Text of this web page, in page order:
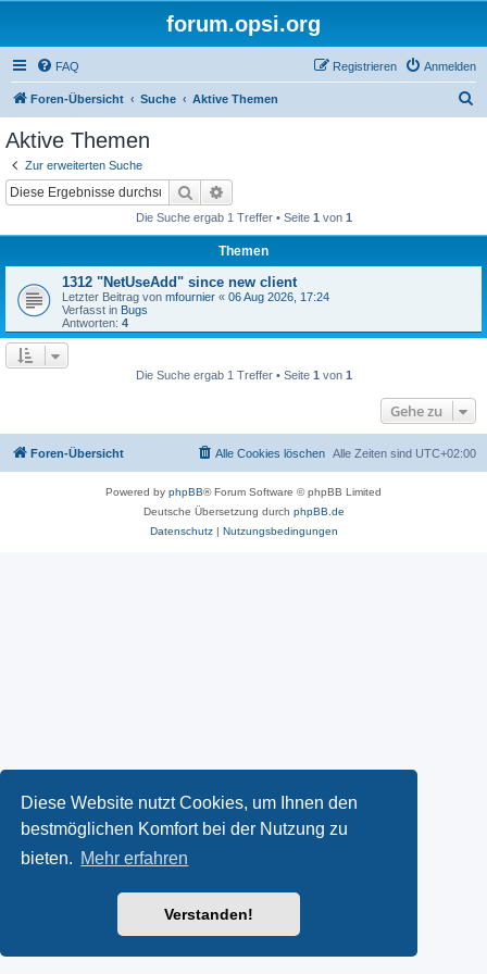
Diese Website nutzt Cookies, um Ihnen den
bestmöglichen Komfort bei der Nutzung zu
bieten. Mehr erfahren
Verstanden!
forum.opsi.org
FAQ Anmelden
Registrieren
Foren-Übersicht Suche Aktive Themen
Aktive Themen
Zur erweiterten Suche
Suche
Die Suche ergab 1 Treffer • Seite 1 von 1
Themen
1312 "NetUseAdd" since new client
Letzter Beitrag von mfournier « 06 Aug 2026, 17:24
Verfasst in Bugs
Antworten: 4
Die Suche ergab 1 Treffer • Seite 1 von 1
Gehe zu
Foren-Übersicht Alle Zeiten sind UTC+02:00
Alle Cookies löschen
Powered by phpBB® Forum Software © phpBB Limited
Deutsche Übersetzung durch phpBB.de
Datenschutz| Nutzungsbedingungen